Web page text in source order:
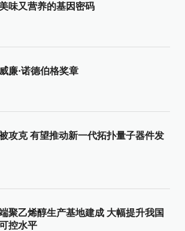
味又营养的基因密码
廉·诺德伯格奖章
攻克 有望推动新一代拓扑量子器件发
聚乙烯醇生产基地建成 大幅提升我国
控水平